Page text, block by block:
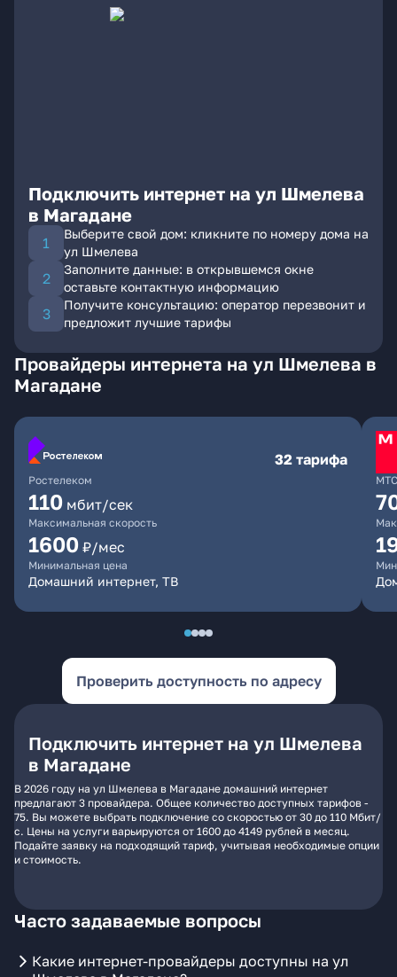
Подключить интернет на ул Шмелева
в Магадане
Выберите свой дом: кликните по номеру дома на
ул Шмелева
Заполните данные: в открывшемся окне
оставьте контактную информацию
Получите консультацию: оператор перезвонит и
предложит лучшие тарифы
Провайдеры интернета на ул Шмелева в
Магадане
Ростелеком
32 тарифа
110 мбит/сек
Максимальная скорость
1600 ₽/мес
Минимальная цена
Домашний интернет, ТВ
МТС
Проверить доступность по адресу
Подключить интернет на ул Шмелева
в Магадане
В 2026 году на ул Шмелева в Магадане домашний интернет
предлагают 3 провайдера. Общее количество доступных тарифов -
75. Вы можете выбрать подключение со скоростью от 30 до 110 Мбит/
с. Цены на услуги варьируются от 1600 до 4149 рублей в месяц.
Подайте заявку на подходящий тариф, учитывая необходимые опции
и стоимость.
Часто задаваемые вопросы
Какие интернет-провайдеры доступны на ул